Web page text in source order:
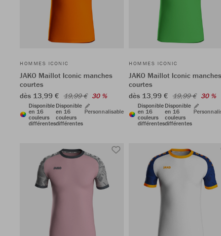
HOMMES ICONIC
JAKO Maillot Iconic manches
courtes
dès 13,99 € 19,99 € 30 %
Disponible
en 16
couleurs
différentes
Disponible
en 16
couleurs
différentes
Personnalisable
HOMMES ICONIC
JAKO Maillot Iconic manches
courtes
dès 13,99 € 19,99 € 30 %
Disponible
en 16
couleurs
différentes
Disponible
en 16
couleurs
différentes